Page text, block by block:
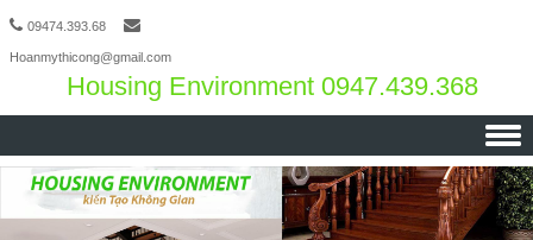
09474.393.68
Hoanmythicong@gmail.com
Housing Environment 0947.439.368
Skip to content